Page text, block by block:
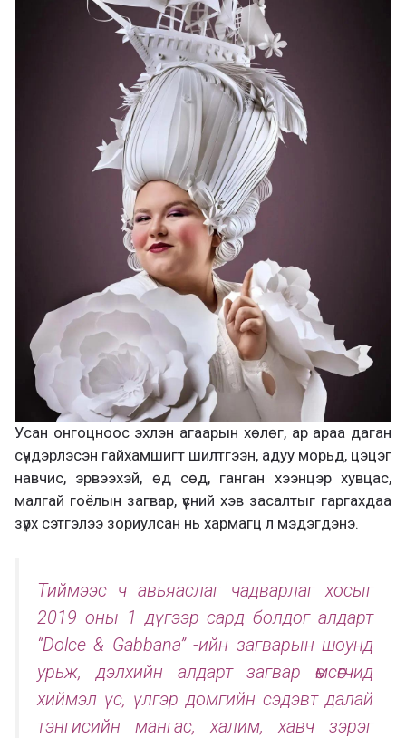
Усан онгоцноос эхлэн агаарын хөлөг, ар араа даган
сүндэрлэсэн гайхамшигт шилтгээн, адуу морьд, цэцэг
навчис, эрвээхэй, өд сөд, ганган хээнцэр хувцас,
малгай гоёлын загвар, үсний хэв засалтыг гаргахдаа
зүрх сэтгэлээ зориулсан нь хармагц л мэдэгдэнэ.
Тиймээс ч авьяаслаг чадварлаг хосыг
2019 оны 1 дүгээр сард болдог алдарт
“Dolce & Gabbana” -ийн загварын шоунд
урьж, дэлхийн алдарт загвар өмсөгчид
хиймэл үс, үлгэр домгийн сэдэвт далай
тэнгисийн мангас, халим, хавч зэрэг